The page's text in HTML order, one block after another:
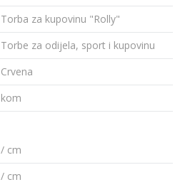
Torba za kupovinu "Rolly"
Torbe za odijela, sport i kupovinu
Crvena
kom
/ cm
/ cm